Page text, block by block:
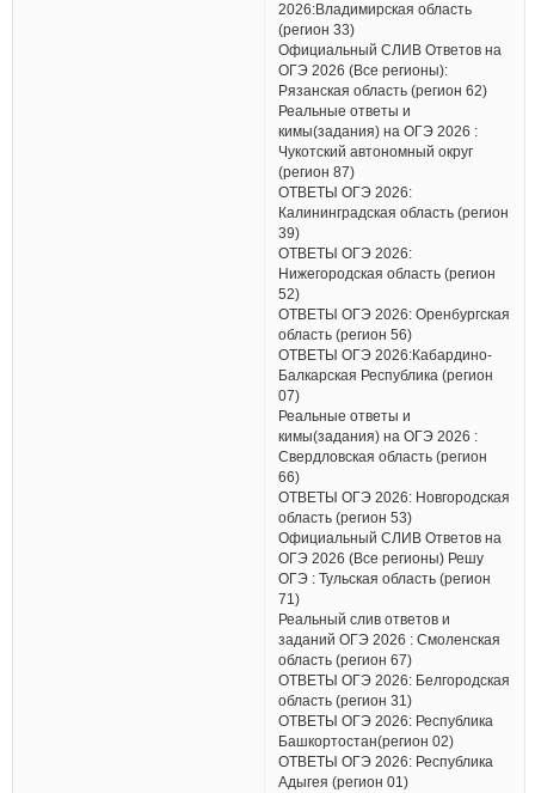
2026:Владимирская область
(регион 33)
Официальный СЛИВ Ответов на
ОГЭ 2026 (Все регионы):
Рязанская область (регион 62)
Реальные ответы и
кимы(задания) на ОГЭ 2026 :
Чукотский автономный округ
(регион 87)
ОТВЕТЫ ОГЭ 2026:
Калининградская область (регион
39)
ОТВЕТЫ ОГЭ 2026:
Нижегородская область (регион
52)
ОТВЕТЫ ОГЭ 2026: Оренбургская
область (регион 56)
ОТВЕТЫ ОГЭ 2026:Кабардино-
Балкарская Республика (регион
07)
Реальные ответы и
кимы(задания) на ОГЭ 2026 :
Свердловская область (регион
66)
ОТВЕТЫ ОГЭ 2026: Новгородская
область (регион 53)
Официальный СЛИВ Ответов на
ОГЭ 2026 (Все регионы) Решу
ОГЭ : Тульская область (регион
71)
Реальный слив ответов и
заданий ОГЭ 2026 : Смоленская
область (регион 67)
ОТВЕТЫ ОГЭ 2026: Белгородская
область (регион 31)
ОТВЕТЫ ОГЭ 2026: Республика
Башкортостан(регион 02)
ОТВЕТЫ ОГЭ 2026: Республика
Адыгея (регион 01)